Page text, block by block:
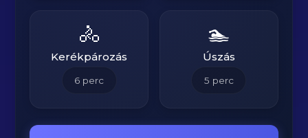
🚴
Kerékpározás
6 perc
🏊
Úszás
5 perc